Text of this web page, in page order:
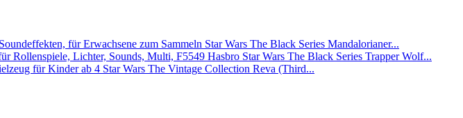
Star Wars The Black Series Mandalorianer...
Hasbro Star Wars The Black Series Trapper Wolf...
Star Wars The Vintage Collection Reva (Third...